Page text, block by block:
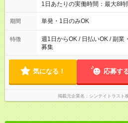
1日あたりの実働時間：最大8時間/日 ＜シフト例＞
18：00 ■20：00～翌5：00 など！ 上記時間内で、
間・休憩1時間／日
期間 単発・1日のみOK
特徴
週1日からOK / 日払いOK / 副業
募集
気になる！ 応募す
掲載元企業名 シンテイトラス